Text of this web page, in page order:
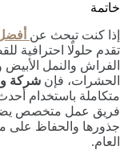
خاتمة
إذا كنت تبحث عن
تقدم حلولًا احترافية
الفراش والنمل
الحشرات، فإن شركة
متكاملة باستخدام
فريق عمل متخصص
جذورها والحفاظ على
العام.